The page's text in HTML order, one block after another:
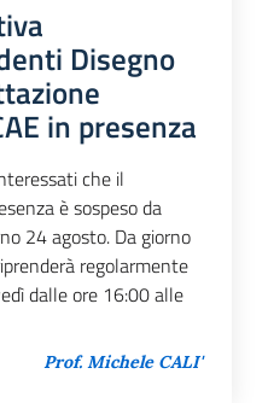
Disegno
in presenza
che il
è sospeso da
24 agosto. Da giorno
regolarmente
dalle ore 16:00 alle
Prof. Michele CALI'